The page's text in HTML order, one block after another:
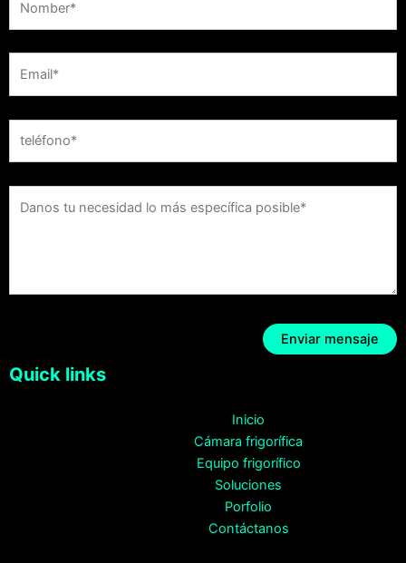
Quick links
Inicio
Cámara frigorífica
Equipo frigorífico
Soluciones
Porfolio
Contáctanos